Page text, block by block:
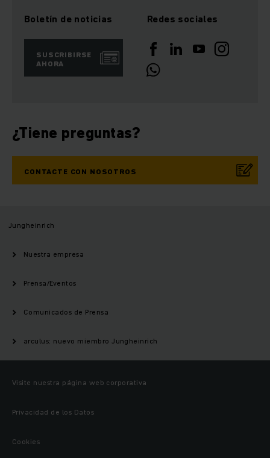
Boletín de noticias
SUSCRIBIRSE
AHORA
Redes sociales
¿Tiene preguntas?
CONTACTE CON NOSOTROS
Jungheinrich
Nuestra empresa
Prensa/Eventos
Comunicados de Prensa
arculus: nuevo miembro Jungheinrich
Visite nuestra página web corporativa
Privacidad de los Datos
Cookies